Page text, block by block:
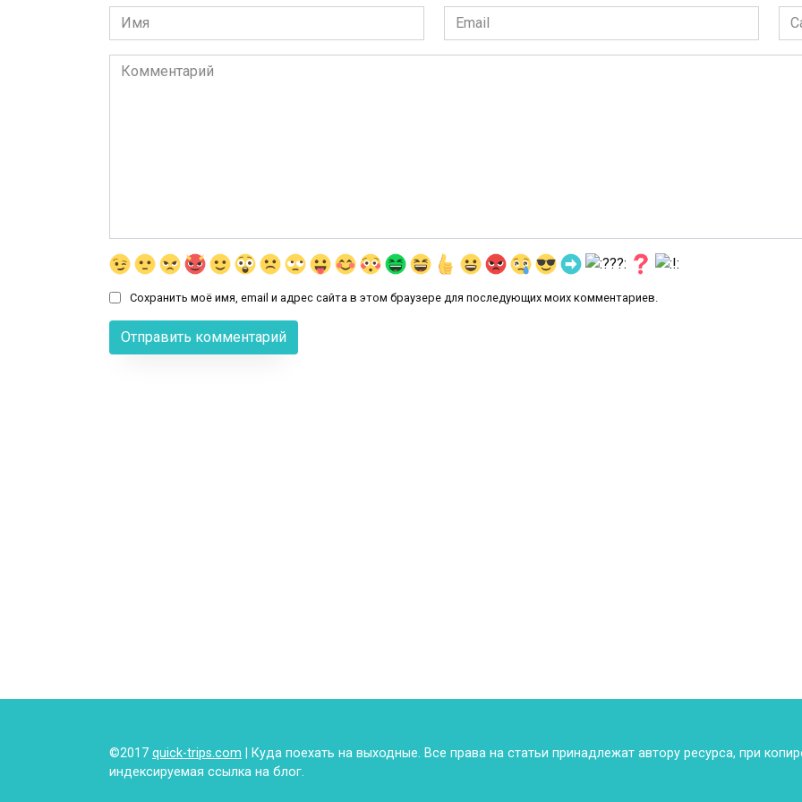
Имя
*
Email
*
Комментарий
Сохранить моё имя, email и адрес сайта в этом браузере для последующих моих комментариев.
©2017 quick-trips.com | Куда поехать на выходные. Все права на статьи принадлежат автору ресурса, при
индексируемая ссылка на блог.